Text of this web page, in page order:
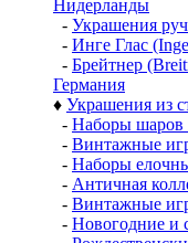
Нидерланды
- Украшения
- Инге Глас
- Брейтнер
Германия
♦ Украшения из
- Наборы шаров
- Винтажные
- Наборы
- Античная
- Винтажные
- Новогодние и